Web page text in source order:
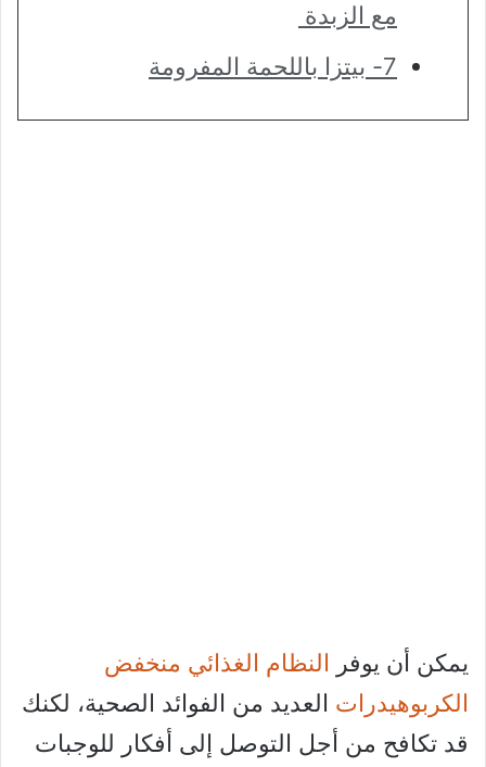
مع الزبدة
7- بيتزا باللحمة المفرومة
يمكن أن يوفر النظام الغذائي منخفض
الكربوهيدرات العديد من الفوائد الصحية، لكنك
قد تكافح من أجل التوصل إلى أفكار للوجبات